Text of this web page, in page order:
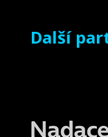
Další